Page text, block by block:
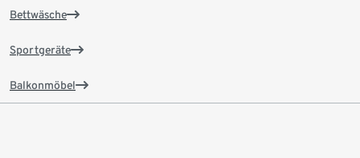
Bettwäsche
Sportgeräte
Balkonmöbel